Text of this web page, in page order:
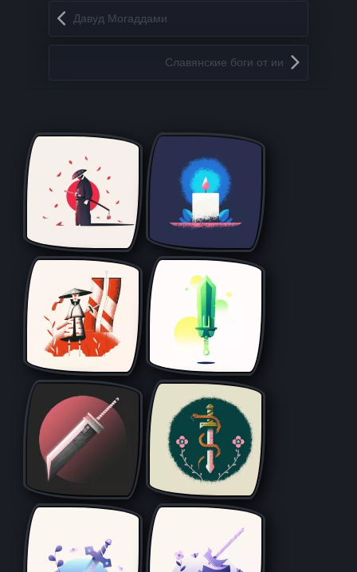
Запись навигация
Давуд Могаддами
Славянские боги от ии